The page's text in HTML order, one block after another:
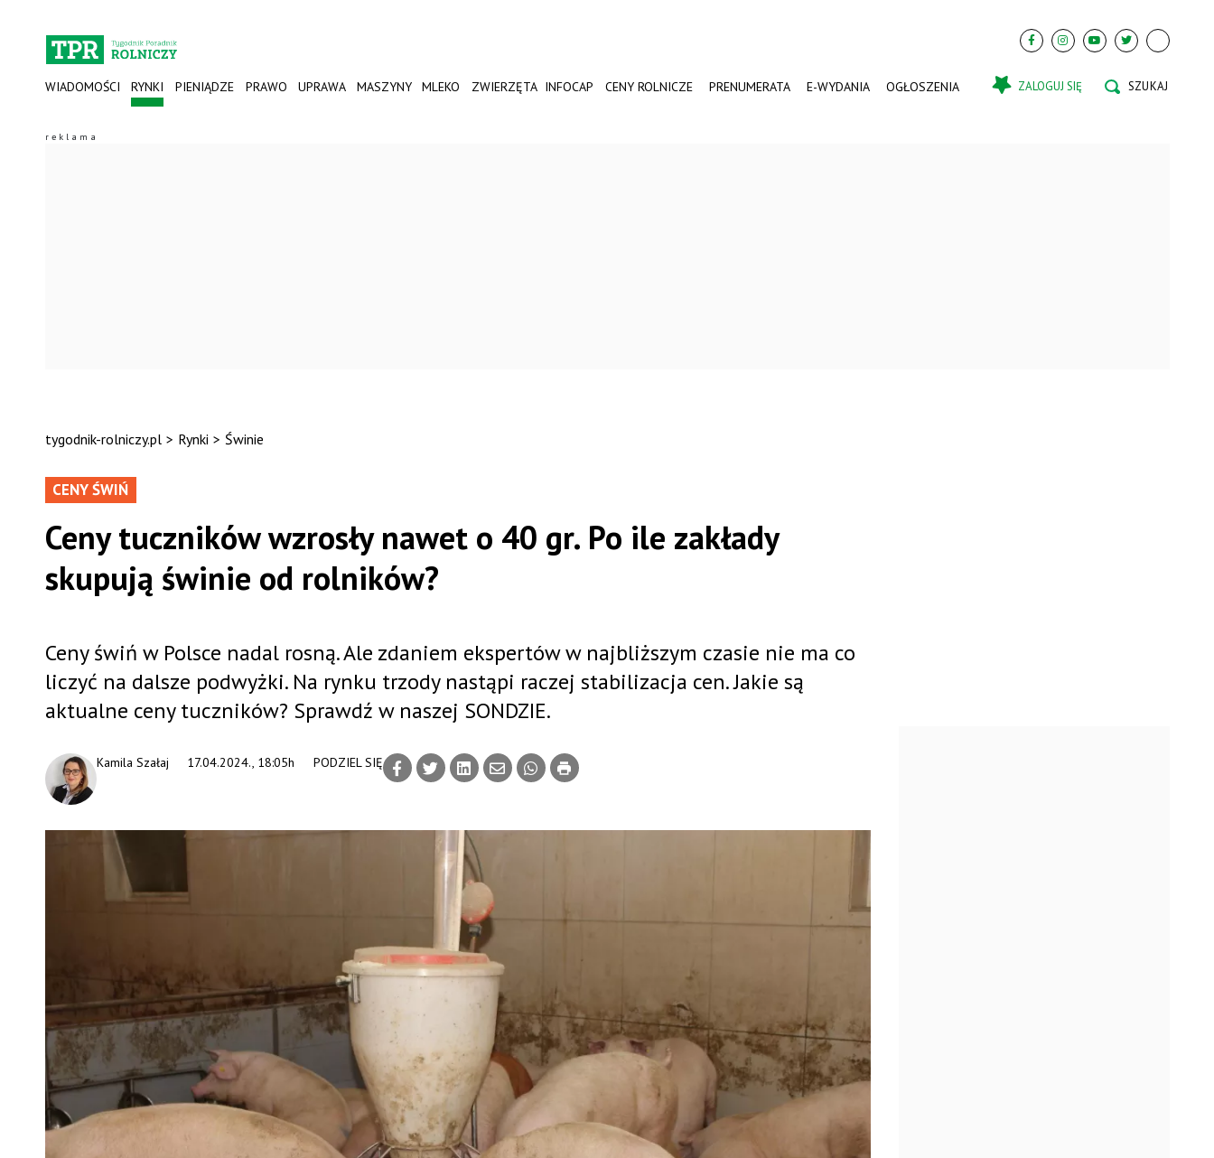
WIADOMOŚCI RYNKI PIENIĄDZE PRAWO UPRAWA MASZYNY MLEKO ZWIERZĘTA INFOCAP CENY ROLNICZE PRENUMERATA E-WYDANIA OGŁOSZENIA ZALOGUJ SIĘ
tygodnik-rolniczy.pl > Rynki > Świnie
CENY ŚWIŃ
Ceny tuczników wzrosły nawet o 40 gr. Po ile zakłady
skupują świnie od rolników?
17.04.2024., 18:05h
Kamila Szałaj PODZIEL SIĘ
Ceny świń w Polsce nadal rosną. Ale zdaniem ekspertów w najbliższym czasie nie ma co
liczyć na dalsze podwyżki. Na rynku trzody nastąpi raczej stabilizacja cen. Jakie są
aktualne ceny tuczników? Sprawdź w naszej SONDZIE.